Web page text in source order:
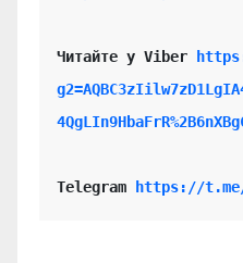
Читайте у Viber
Telegram https://